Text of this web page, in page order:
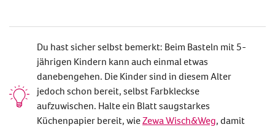
Du hast sicher selbst bemerkt: Beim Basteln mit 5-
jährigen Kindern kann auch einmal etwas
danebengehen. Die Kinder sind in diesem Alter
jedoch schon bereit, selbst Farbkleckse
aufzuwischen. Halte ein Blatt saugstarkes
Küchenpapier bereit, wieZewa Wisch&Weg, damit